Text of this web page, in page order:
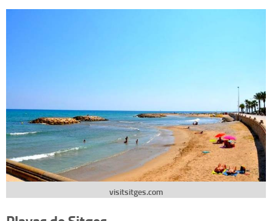
visitsitges.com